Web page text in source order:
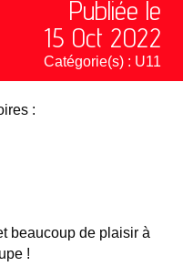
Publiée le
15 Oct 2022
Catégorie(s) : U11
:
beaucoup de plaisir à
!